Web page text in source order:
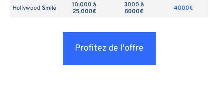
Hollywood Smile
10,000 à
25,000€
3000 à
8000€
4000€
Profitez de l'offre